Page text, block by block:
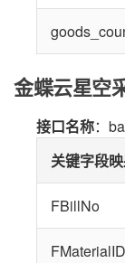
金蝶云星空
接口名称：
关键字段
FBillNo
FMaterialID